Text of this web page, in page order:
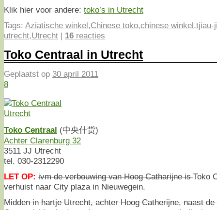
Klik hier voor andere: toko’s in Utrecht
Tags: Aziatische winkel,Chinese toko,chinese winkel,tjiau-
utrecht,Utrecht | 16 reacties
Toko Centraal in Utrecht
Geplaatst op 30 april 2011
8
Toko Centraal (中央什货)
Achter Clarenburg 32
3511 JJ Utrecht
tel. 030-2312290
LET OP: ivm de verbouwing van Hoog Catharijne isToko
verhuist naar City plaza in Nieuwegein.
Midden in hartje Utrecht, achter Hoog Catherijne, naast